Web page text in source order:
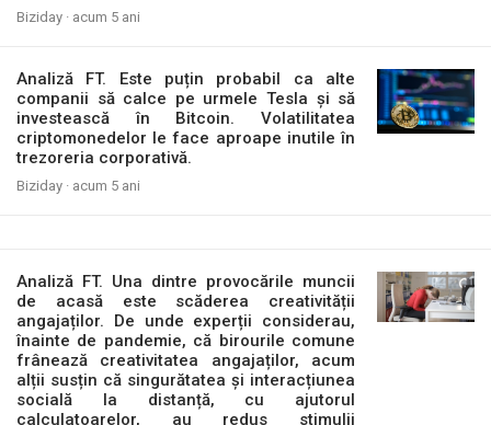
Biziday · acum 5 ani
Analiză FT. Este puțin probabil ca alte
companii să calce pe urmele Tesla și să
investească în Bitcoin. Volatilitatea
criptomonedelor le face aproape inutile în
trezoreria corporativă.
Biziday · acum 5 ani
Analiză FT. Una dintre provocările muncii
de acasă este scăderea creativității
angajaților. De unde experții considerau,
înainte de pandemie, că birourile comune
frânează creativitatea angajaților, acum
alții susțin că singurătatea și interacțiunea
socială la distanță, cu ajutorul
calculatoarelor, au redus stimulii